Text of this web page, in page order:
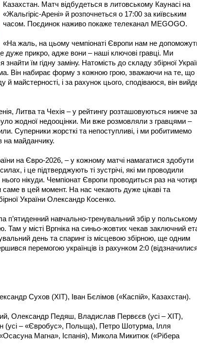
Казахстан. Матч відбудеться в литовському Каунасі на
«Жальгіріс-Арені» й розпочнеться о 17:00 за київським
часом. Поєдинок наживо покаже телеканал MEGOGO.
«На жаль, на цьому чемпіонаті Європи нам не
прикро, адже вони – наші ключові гравці. Ми
їм гідну заміну. Натомість до складу збірної
Він набирає форму з кожною грою, зважаючи на те, що
майстерності, і за рахунок цього, сподіваюся, він
Литва та Чехія – у рейтингу розташовуються нижче за
жодної недооцінки. Ми вже розмовляли з гравцями –
Суперники жорсткі та непоступливі, і ми робитимемо
на майданчику.
на Євро-2026, – у кожному матчі намагатися здобути
і це підтверджують ті зустрічі, які ми проводили
нікуди. Чемпіонат Європи проводиться раз на
в цей момент. На нас чекають дуже цікаві та
України Олександр Косенко.
п’ятиденний навчально-тренувальний збір у польському
Там у місті Вргніка на синьо-жовтих чекав заключний
день та спаринг із місцевою збірною, ще одним
перемогою українців із рахунком 2:0
Сухов (ХІТ), Іван Бєлімов («Каспій», Казахстан).
Олександр Педяш, Владислав Первєєв (усі – ХІТ),
– «Євробус», Польща), Петро Шотурма, Ілля
Магна», Іспанія), Микола Микитюк («Рібера